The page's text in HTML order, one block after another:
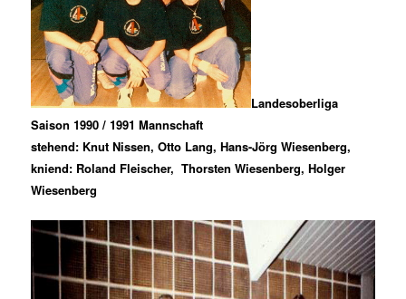
Landesoberliga
Saison 1990 / 1991 Mannschaft
stehend: Knut Nissen, Otto Lang, Hans-Jörg Wiesenberg,
kniend: Roland Fleischer, Thorsten Wiesenberg, Holger
Wiesenberg